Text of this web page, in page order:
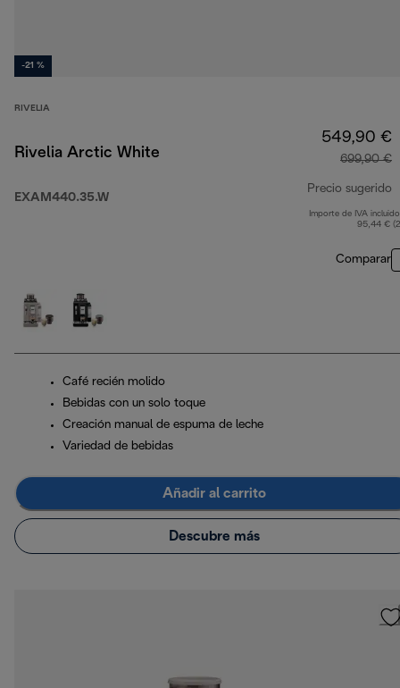
-21 %
RIVELIA
Rivelia Arctic White
EXAM440.35.W
549,90 €
699,90 €
Precio sugerido
Importe de IVA
95,44 €
Comparar
Café recién molido
Bebidas con un solo toque
Creación manual de espuma de leche
Variedad de bebidas
Añadir al carrito
Descubre más